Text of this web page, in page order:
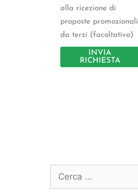
alla ricezione di
proposte promozionali
da terzi (facoltativo)
INVIA
RICHIESTA